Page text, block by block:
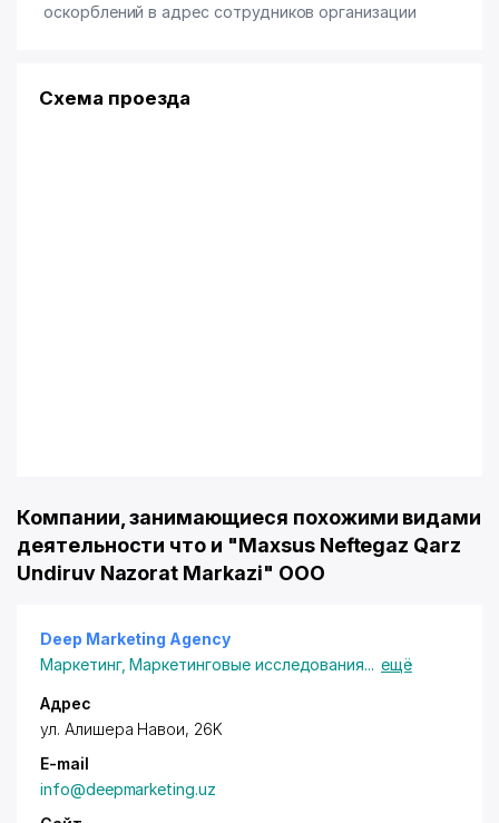
оскорблений в адрес сотрудников организации
Схема проезда
Компании, занимающиеся похожими видами
деятельности что и "Maxsus Neftegaz Qarz
Undiruv Nazorat Markazi" OOO
Deep Marketing Agency
Маркетинг,Маркетинговые исследования... ещё
Адрес
ул. Алишера Навои, 26K
E-mail
info@deepmarketing.uz